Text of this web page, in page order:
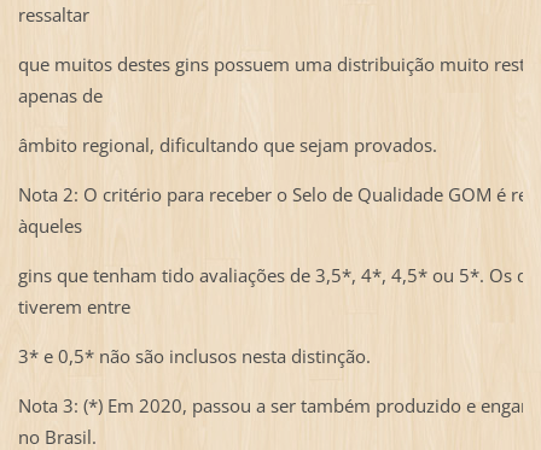
ressaltar
que muitos destes gins possuem uma distribuição muito
apenas de
âmbito regional, dificultando que sejam provados.
Nota 2: O critério para receber o Selo de Qualidade GOM é
àqueles
gins que tenham tido avaliações de 3,5*, 4*, 4,5* ou 5*. Os
tiverem entre
3* e 0,5* não são inclusos nesta distinção.
Nota 3: (*) Em 2020, passou a ser também produzido e
no Brasil.